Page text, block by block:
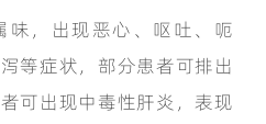
，出现恶心、呕吐、呃
等症状，部分患者可排出
可出现中毒性肝炎，表现